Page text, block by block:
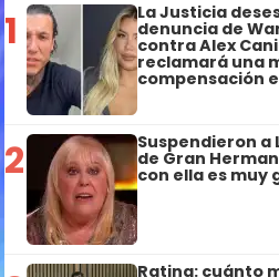
1 La Justicia
denuncia de
contra Alex
reclamará una
compensación
2 Suspendieron a
de Gran
con ella es muy
Rating: cuánto